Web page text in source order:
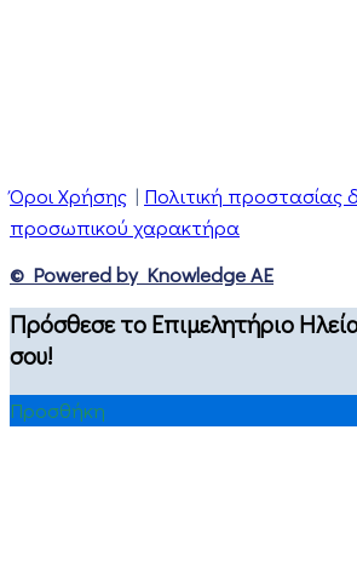
Όροι Χρήσης | Πολιτική προστασίας
προσωπικού χαρακτήρα
© Powered by Knowledge AE
Πρόσθεσε το Επιμελητήριο
σου!
Προσθήκη